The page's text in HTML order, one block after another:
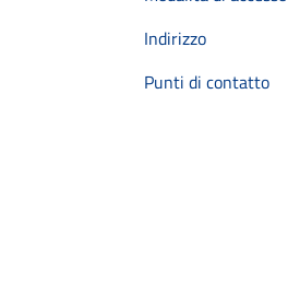
Indirizzo
Punti di contatto